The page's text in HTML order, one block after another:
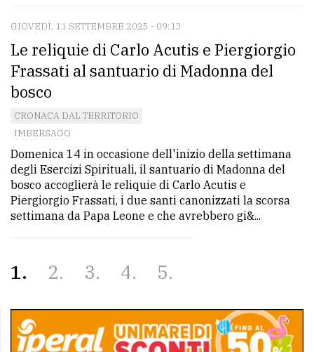
GIOVEDÌ, 11 SETTEMBRE 2025 - 09:13
Le reliquie di Carlo Acutis e Piergiorgio
Frassati al santuario di Madonna del
bosco
CRONACA DAL TERRITORIO
IMBERSAGO
Domenica 14 in occasione dell'inizio della settimana
degli Esercizi Spirituali, il santuario di Madonna del
bosco accoglierà le reliquie di Carlo Acutis e
Piergiorgio Frassati, i due santi canonizzati la scorsa
settimana da Papa Leone e che avrebbero gi&...
1 2 3 4 5